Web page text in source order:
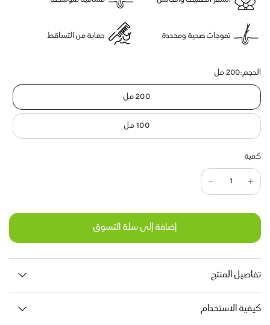
تموجات صحية ومحددة حماية من التساقط
الحجم:200 مل
200 مل
100 مل
كمية
إضافة إلى سلة التسوق
تفاصيل المنتج
كيفية الاستخدام